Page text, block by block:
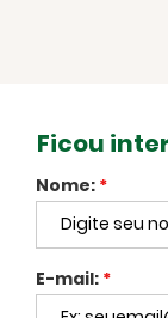
Ficou
Nome: *
E-mail: *